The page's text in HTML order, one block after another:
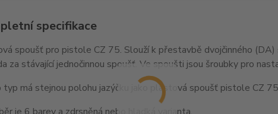
specifikace
spoušť pro pistole CZ 75. Slouží k přestavbě dvojčinného
za stávající jednočinnou spoušť. Ve spoušti jsou šroubky pro
má stejnou polohu jazýčku jako plastová spoušť pistole CZ